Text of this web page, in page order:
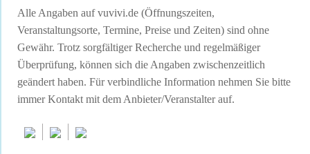
Alle Angaben auf vuvivi.de (Öffnungszeiten,
Veranstaltungsorte, Termine, Preise und Zeiten) sind ohne
Gewähr. Trotz sorgfältiger Recherche und regelmäßiger
Überprüfung, können sich die Angaben zwischenzeitlich
geändert haben. Für verbindliche Information nehmen Sie bitte
immer Kontakt mit dem Anbieter/Veranstalter auf.